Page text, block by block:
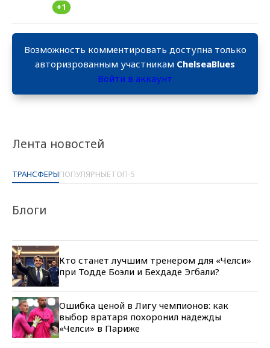
Лента новостей
ТРАНСФЕРЫПОПУЛЯРНЫЕТОП-5
Блоги
Кто станет лучшим тренером для «Челси»
при Тодде Боэли и Бехдаде Эгбали?
Ошибка ценой в Лигу чемпионов: как
выбор вратаря похоронил надежды
«Челси» в Париже
+1
Возможность комментировать доступна только
авторизрованным участникам ChelseaBlues
Войти в аккаунт